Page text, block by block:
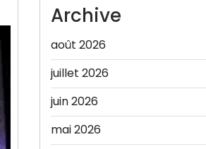
Archive
août 2026
juillet 2026
juin 2026
mai 2026